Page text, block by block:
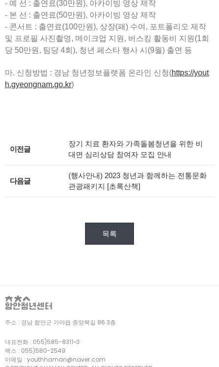
- 예 선 : 출연료(30만원), 아카이빙 영상 제작
- 본 선 : 출연료(50만원), 아카이빙 영상 제작
- 콘서트 : 출연료(100만원), 상장(패) 수여, 포트폴리오 제작
및 프로필 사진촬영, 메이크업 지원, 버스킹 활동비 지원(1회
당 50만원, 팀당 4회), 청년 페스타 행사 시(9월) 출연 등
마. 신청방법 : 경남 청년정보플랫폼 온라인 신청(https://yout
h.gyeongnam.go.kr)
이전글
장기 치료 환자와 가족돌봄청년을 위한 비
대면 심리상담 참여자 모집 안내
다음글
(행사안내) 2023 청년과 함께하는 전통문화
관광패키지 [초록산책]
목록
주소 : 경남 함안군 가야읍 중앙북길 86 3층
대표전화 : 055)585-8311~3
팩스 : 055)580-2549
이메일 : youthhaman@naver.com